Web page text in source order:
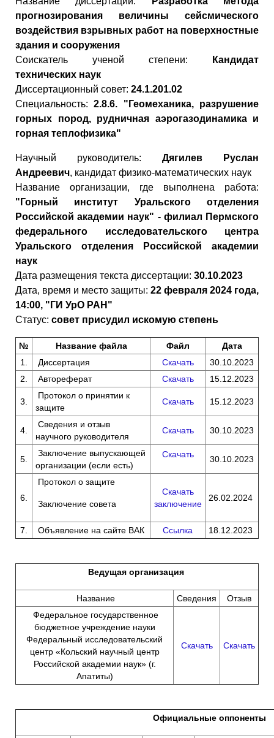
прогнозирования величины сейсмического
воздействия взрывных работ на поверхностные
здания и сооружения
Cоискатель ученой степени: Кандидат
технических наук
Диссертационный совет: 24.1.201.02
Специальность:2.8.6. "Геомеханика, разрушение
горных пород, рудничная аэрогазодинамика и
горная теплофизика"
Научный руководитель: Дягилев Руслан
Андреевич, кандидат физико-математических наук
Название организации, где выполнена работа:
"Горный институт Уральского отделения
Российской академии наук" - филиал Пермского
федерального исследовательского центра
Уральского отделения Российской академии
наук
Дата размещения текста диссертации: 30.10.2023
Дата, время и место защиты: 22 февраля 2024 года,
14:00, "ГИ УрО РАН"
Статус: совет присудил искомую степень
№ Название файла Файл
Дата
1.
Диссертация Скачать
30.10.2023
2.
Автореферат Скачать 15.12.2023
3.
Протокол о принятии к
защите
Скачать 15.12.2023
4.
Сведения и отзыв
научного руководителя
Скачать 30.10.2023
5.
Заключение выпускающей
организации (если есть)
Скачать 30.10.2023
6.
Протокол о защите
Заключение совета
Скачать
заключение
26.02.2024
7. Объявление на сайте ВАК Ссылка 18.12.2023
Ведущая организация
Название Сведения
Отзыв
Федеральное государственное
бюджетное учреждение науки
Федеральный исследовательский
центр «Кольский научный центр
Российской академии наук» (г.
Апатиты)
Скачать Скачать
Официальные оппоненты